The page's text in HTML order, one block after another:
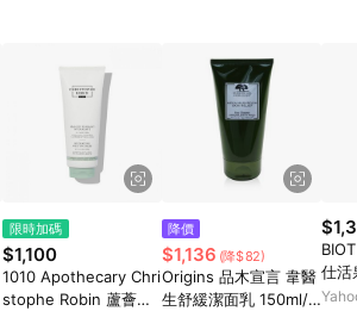
贈點回饋者 - 購物中心商店之商品：商
運費/購物金/超贈點/福利金/紅利折抵/折
大宗採購或批發轉賣不具回饋資格： 如
採購、批發轉賣而非最終消費使用者，
心之認定為準
限時加碼
$1,100
1010 Apothecary Chri
stophe Robin 蘆薈保
降價
$1,136 (降$82)
Origins 品木宣言 韋醫
生舒緩潔面乳 150ml/5
仕活
ml